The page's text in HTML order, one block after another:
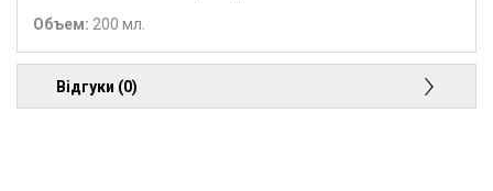
Объем: 200 мл.
Відгуки (0)